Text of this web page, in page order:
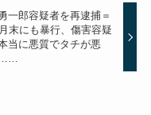
一郎容疑者を再逮捕＝
末にも暴行、傷害容疑
当に悪質でタチが悪